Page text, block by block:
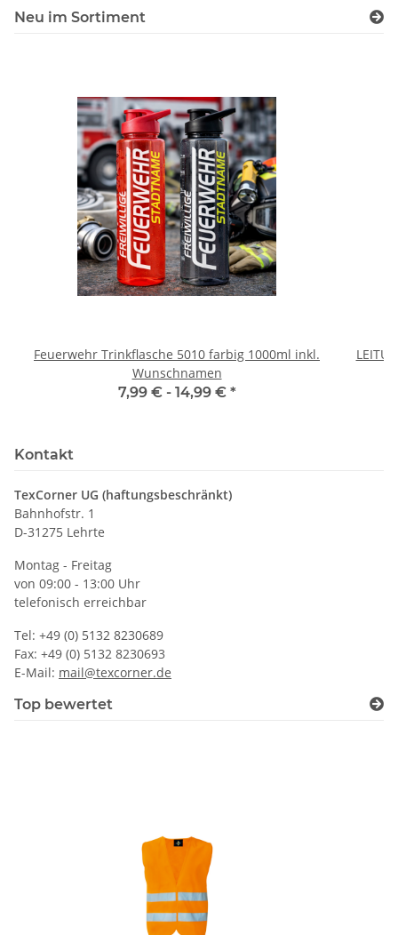
Neu im Sortiment
Feuerwehr Trinkflasche 5010 farbig 1000ml inkl.
Wunschnamen
7,99 € - 14,99 € *
Kontakt
TexCorner UG (haftungsbeschränkt)
Bahnhofstr. 1
D-31275 Lehrte
Montag - Freitag
von 09:00 - 13:00 Uhr
telefonisch erreichbar
Tel: +49 (0) 5132 8230689
Fax: +49 (0) 5132 8230693
E-Mail: mail@texcorner.de
Top bewertet